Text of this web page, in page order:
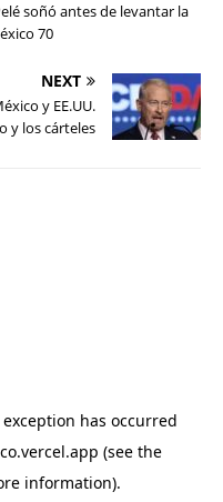
soñó antes de levantar la
70
NEXT
y EE.UU.
y los cárteles